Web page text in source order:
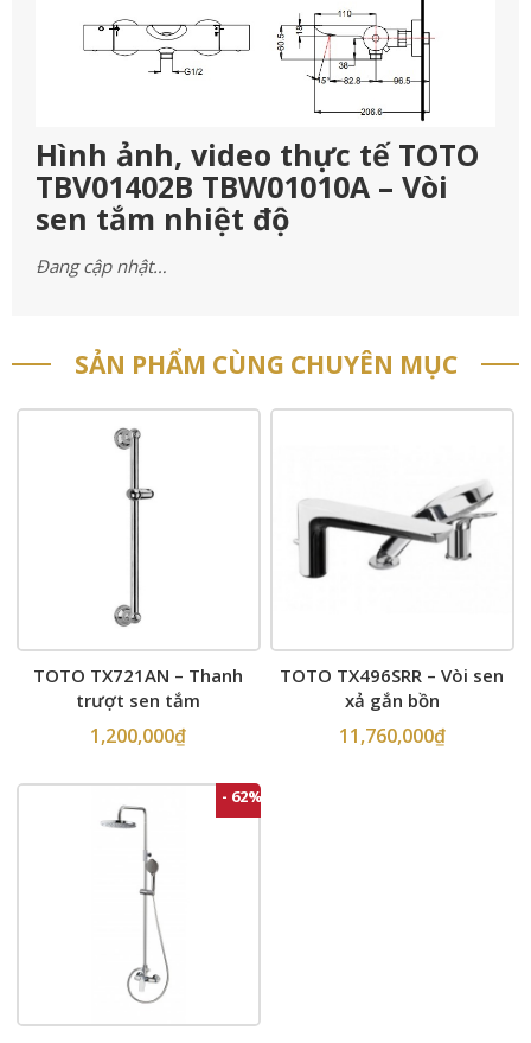
Hình ảnh, video thực tế TOTO
TBV01402B TBW01010A – Vòi
sen tắm nhiệt độ
Đang cập nhật…
SẢN PHẨM CÙNG CHUYÊN MỤC
TOTO TX721AN – Thanh
trượt sen tắm
1,200,000₫
TOTO TX496SRR – Vòi sen
xả gắn bồn
11,760,000₫
- 62%